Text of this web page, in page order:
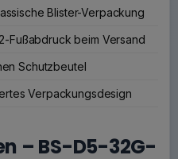
Blister-Verpackung
Fußabdruck beim Versand
Schutzbeutel
Verpackungsdesign
– BS-D5-32G-